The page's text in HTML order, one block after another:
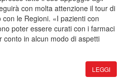
con molta attenzione il tour di
le Regioni. «I pazienti con
poter essere curati con i farmaci
conto in alcun modo di aspetti
LEGGI